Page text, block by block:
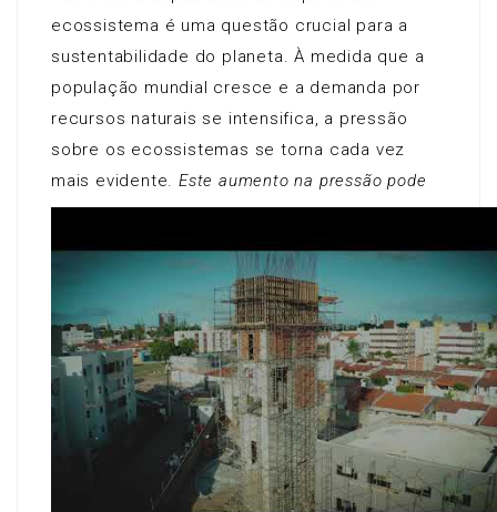
ecossistema é uma questão crucial para a
sustentabilidade do planeta. À medida que a
população mundial cresce e a demanda por
recursos naturais se intensifica, a pressão
sobre os ecossistemas se torna cada vez
mais evidente. Este aumento na pressão pode